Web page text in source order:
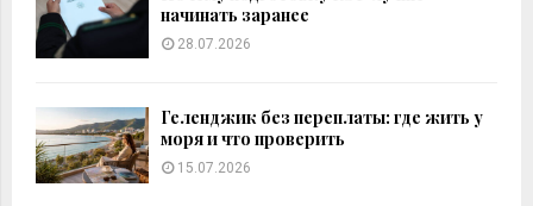
начинать заранее
28.07.2026
Геленджик без переплаты: где жить у
моря и что проверить
15.07.2026